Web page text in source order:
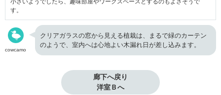
す。
cowcamo
クリアガラスの窓から見える植栽は、まるで緑のカーテン
のようで、室内へは心地よい木漏れ日が差し込みます。
廊下へ戻り
洋室Ｂへ